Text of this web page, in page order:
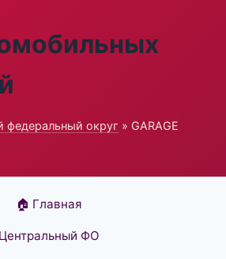
федеральный округ » GARAGE
🏠 Главная
Центральный ФО